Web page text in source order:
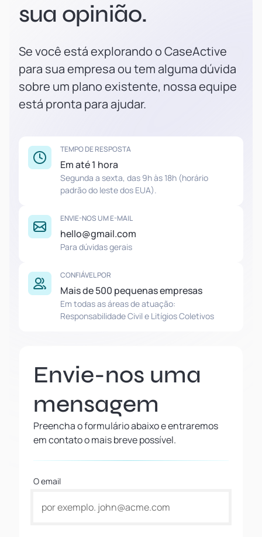
sua opinião.
Se você está explorando o CaseActive
para sua empresa ou tem alguma dúvida
sobre um plano existente, nossa equipe
está pronta para ajudar.
TEMPO DE RESPOSTA
Em até 1 hora
Segunda a sexta, das 9h às 18h (horário
padrão do leste dos EUA).
ENVIE-NOS UM E-MAIL
hello@gmail.com
Para dúvidas gerais
CONFIÁVEL POR
Mais de 500 pequenas empresas
Em todas as áreas de atuação:
Responsabilidade Civil e Litígios Coletivos
Envie-nos uma
mensagem
Preencha o formulário abaixo e entraremos
em contato o mais breve possível.
O email